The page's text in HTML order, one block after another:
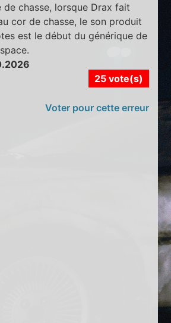
chasse, lorsque Drax fait
cor de chasse, le son produit
est le début du générique de
25 vote(s)
Voter pour cette erreur